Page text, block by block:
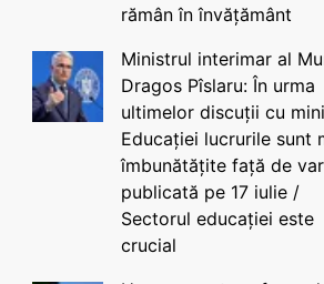
rămân în învățământ
Ministrul interimar al
Dragos Pîslaru: În urma
ultimelor discuții cu
Educației lucrurile sunt
îmbunătățite față de
publicată pe 17 iulie /
Sectorul educației este
crucial